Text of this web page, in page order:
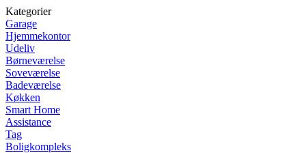
Kategorier
Garage
Hjemmekontor
Udeliv
Børneværelse
Soveværelse
Badeværelse
Køkken
Smart Home
Assistance
Tag
Boligkompleks